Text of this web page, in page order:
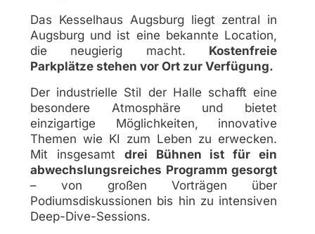
Das Kesselhaus Augsburg liegt zentral in
Augsburg und ist eine bekannte Location,
die neugierig macht. Kostenfreie
Parkplätze stehen vor Ort zur Verfügung.
Der industrielle Stil der Halle schafft eine
besondere Atmosphäre und bietet
einzigartige Möglichkeiten, innovative
Themen wie KI zum Leben zu erwecken.
Mit insgesamt drei Bühnen ist für ein
abwechslungsreiches Programm gesorgt
– von großen Vorträgen über
Podiumsdiskussionen bis hin zu intensiven
Deep-Dive-Sessions.